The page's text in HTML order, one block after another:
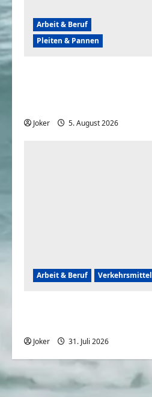
Arbeit & Beruf
Pleiten & Pannen
Joker 5. August 2026
Arbeit & Beruf Verkehrsmittel
Joker 31. Juli 2026